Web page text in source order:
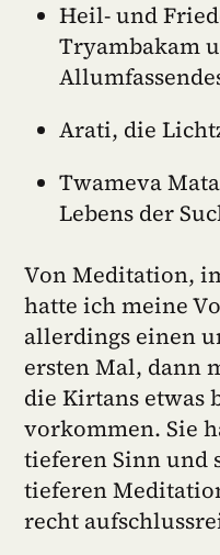
Heil- und
Tryambakam
Arati, die
Twameva
Lebens der
Von Meditation,
hatte ich meine
allerdings einen
ersten Mal, dann
die Kirtans etwas
vorkommen. Sie
tieferen Sinn und
tieferen
recht